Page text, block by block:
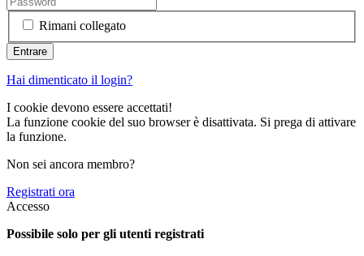
Rimani collegato
Hai dimenticato il login?
I cookie devono essere accettati!
La funzione cookie del suo browser è disattivata. Si prega di attivare
la funzione.
Non sei ancora membro?
Registrati ora
Accesso
Possibile solo per gli utenti registrati